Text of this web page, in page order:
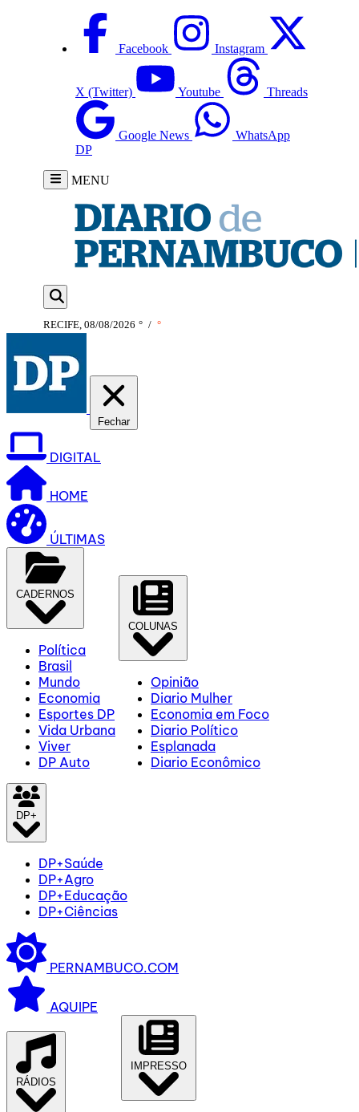
Facebook Instagram
X (Twitter) Youtube Threads
Google News
WhatsApp
DP
MENU
RECIFE, 08/08/2026 ° / °
Fechar
DIGITAL
HOME
ÚLTIMAS
CADERNOS
Política
Brasil
Mundo
Economia
Esportes DP
Vida Urbana
Viver
DP Auto
COLUNAS
Opinião
Diario Mulher
Economia em Foco
Diario Político
Esplanada
Diario Econômico
DP+
DP+Saúde
DP+Agro
DP+Educação
DP+Ciências
PERNAMBUCO.COM
AQUIPE
RÁDIOS
IMPRESSO